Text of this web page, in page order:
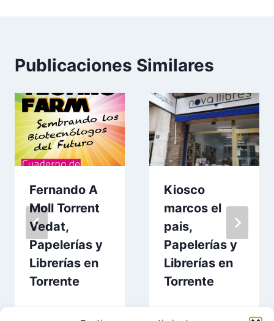
Publicaciones Similares
Fernando A
Moll Torrent
Vedat,
Papelerías y
Librerías en
Torrente
Kiosco
marcos el
pais,
Papelerías y
Librerías en
Torrente